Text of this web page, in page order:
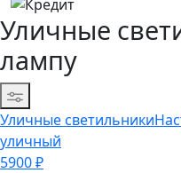
Уличные
лампу
Сортировка
Уличные светильники
уличный
5900₽